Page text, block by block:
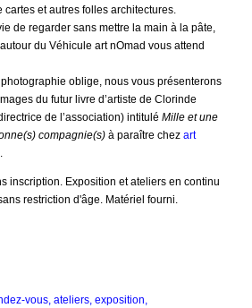
cartes et autres folles architectures.
de regarder sans mettre la main à la pâte,
du Véhicule art nOmad vous attend
oblige, nous vous présenterons
du futur livre d’artiste de Clorinde
de l’association) intitulé Mille et une
compagnie(s) à paraître chez art
inscription. Exposition et ateliers en continu
restriction d'âge. Matériel fourni.
vous ateliers exposition